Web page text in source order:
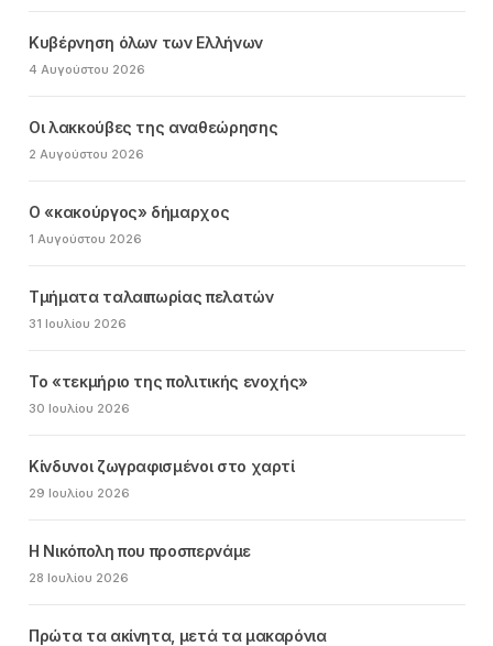
Κυβέρνηση όλων των Ελλήνων
4 Αυγούστου 2026
Οι λακκούβες της αναθεώρησης
2 Αυγούστου 2026
Ο «κακούργος» δήμαρχος
1 Αυγούστου 2026
Τμήματα ταλαιπωρίας πελατών
31 Ιουλίου 2026
Το «τεκμήριο της πολιτικής ενοχής»
30 Ιουλίου 2026
Κίνδυνοι ζωγραφισμένοι στο χαρτί
29 Ιουλίου 2026
Η Νικόπολη που προσπερνάμε
28 Ιουλίου 2026
Πρώτα τα ακίνητα, μετά τα μακαρόνια